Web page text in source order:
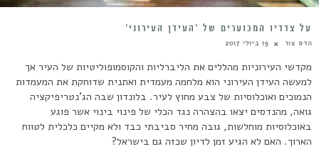
על צדדיו המכוערים של ‘העידן העירוני’
הדס צור 19 ביולי 2017
מקדשי העירוניות מהללים את הליברליות והקוסמופוליטיות של העיר אך
למעשה העידן העירוני הוא מלחמה מעמדית ואתנית שדוחקת את המעמדות
הנמוכים ואוכלוסיות של צבע מחוץ לעיר. בלונדון שבה הג'נטריפיקציה
גואה, מהנדסים יצאו בהצהרה נגד הכלי של פינוי בינוי אשר פוגע
באוכלוסיות מוחלשות, גובה מחיר סביבתי כבד ולא מקיים כלכלית לטווח
הארוך. האם לא הגיע זמן לדיון שכזה גם בישראל?